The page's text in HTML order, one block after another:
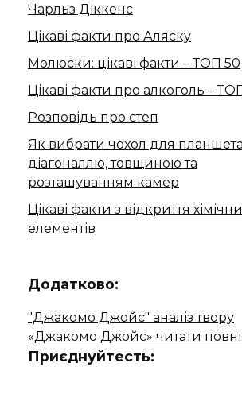
Чарльз Діккенс
Цікаві факти про Аляску
Молюски: цікаві факти – ТОП 50
Цікаві факти про алкоголь –
Розповідь про степ
Як вибрати чохол для
діагоналлю, товщиною та
розташуванням камер
Цікаві факти з відкриття
елементів
Додатково:
"Джакомо Джойс" аналіз твору
«Джакомо Джойс» читати
Приєднуйтесть: